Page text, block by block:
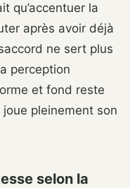
qu’accentuer la
après avoir déjà
ne sert plus
perception
et fond reste
pleinement son
selon la